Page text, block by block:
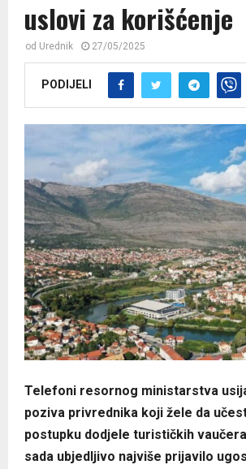
uslovi za korišćenje
od Urednik 27/05/2025
PODIJELI
Telefoni resornog ministarstva
poziva privrednika koji žele da
postupku dodjele turističkih
sada ubjedljivo najviše prijavilo